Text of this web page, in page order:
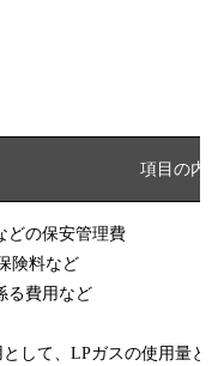
項目の内容
どの保安管理費
険料など
る費用など
して、LPガスの使用量と